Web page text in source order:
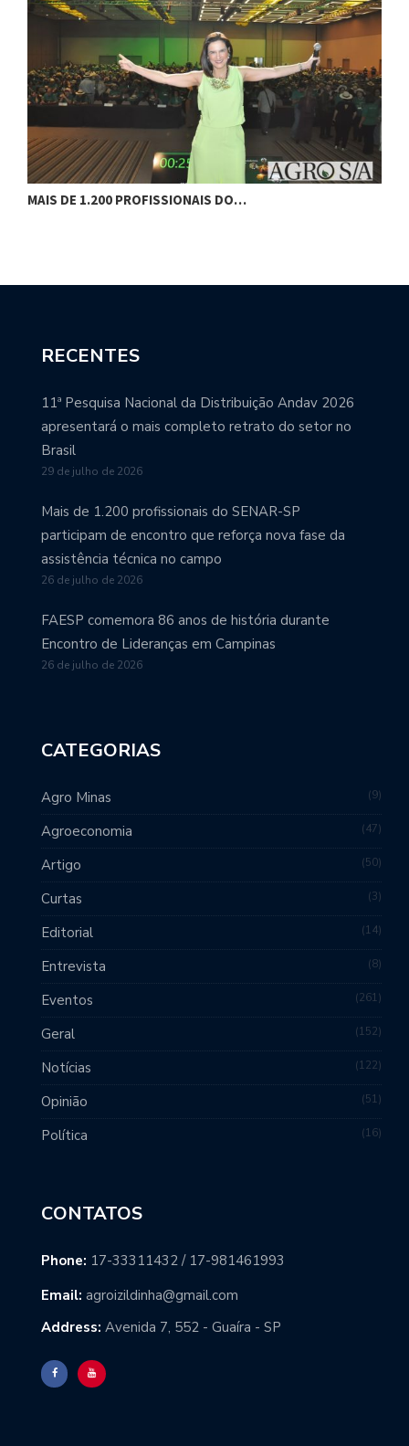
MAIS DE 1.200 PROFISSIONAIS DO…
RECENTES
11ª Pesquisa Nacional da Distribuição Andav 2026
apresentará o mais completo retrato do setor no
Brasil
29 de julho de 2026
Mais de 1.200 profissionais do SENAR-SP
participam de encontro que reforça nova fase da
assistência técnica no campo
26 de julho de 2026
FAESP comemora 86 anos de história durante
Encontro de Lideranças em Campinas
26 de julho de 2026
CATEGORIAS
Agro Minas 9
Agroeconomia 47
Artigo 50
Curtas 3
Editorial 14
Entrevista 8
Eventos 261
Geral 152
Notícias 122
Opinião 51
Política 16
CONTATOS
Phone: 17-33311432 / 17-981461993
Email: agroizildinha@gmail.com
Address: Avenida 7, 552 - Guaíra - SP